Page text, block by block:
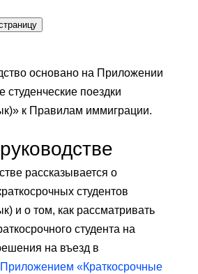
основано на Приложении
студенческие поездки
к Правилам иммиграции.
рассказывается о
студентов
и о том, как рассматривать
студента на
на въезд в
Приложением «Краткосрочные